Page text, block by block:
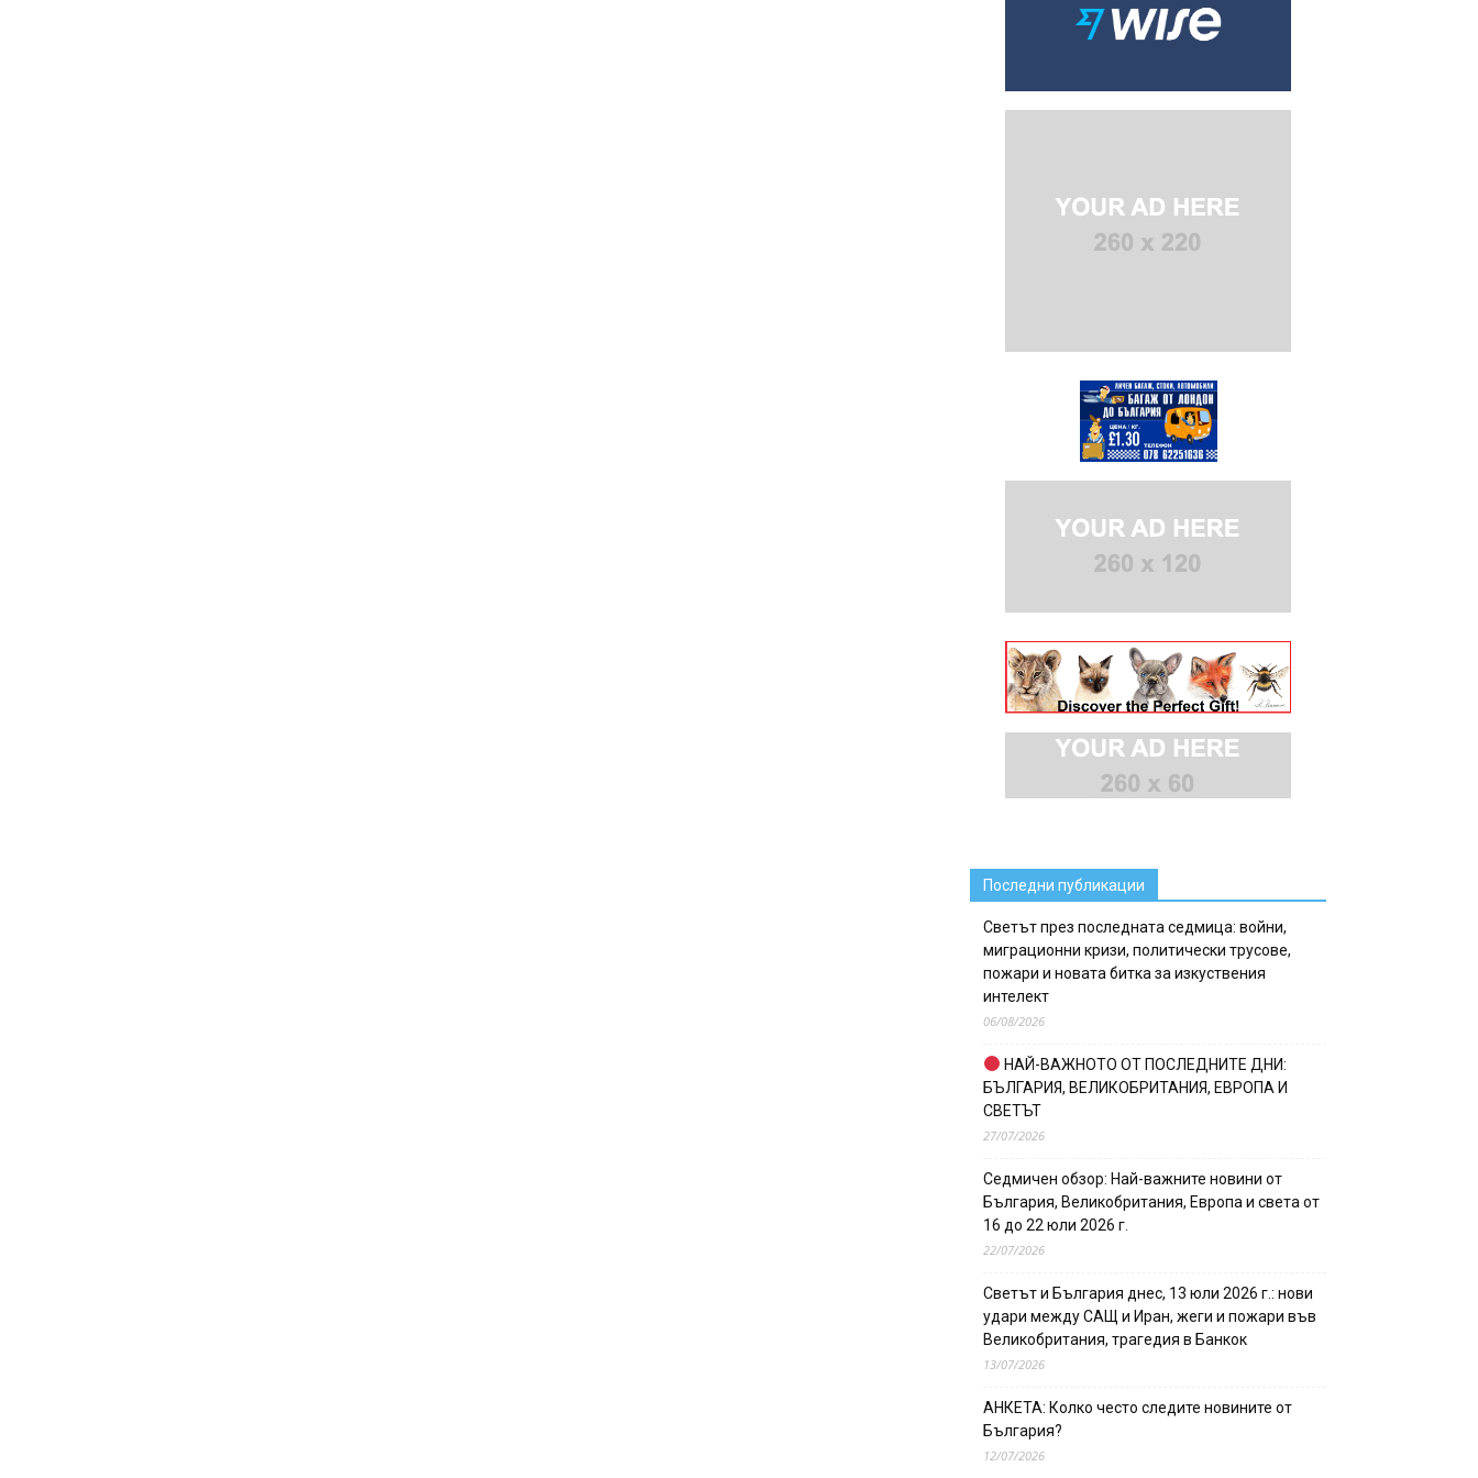
Последни публикации
Светът през последната седмица: войни,
миграционни кризи, политически трусове,
пожари и новата битка за изкуствения
интелект
06/08/2026
НАЙ-ВАЖНОТО ОТ ПОСЛЕДНИТЕ ДНИ:
БЪЛГАРИЯ, ВЕЛИКОБРИТАНИЯ, ЕВРОПА И
СВЕТЪТ
27/07/2026
Седмичен обзор: Най-важните новини от
България, Великобритания, Европа и света от
16 до 22 юли 2026 г.
22/07/2026
Светът и България днес, 13 юли 2026 г.: нови
удари между САЩ и Иран, жеги и пожари във
Великобритания, трагедия в Банкок
13/07/2026
АНКЕТА: Колко често следите новините от
България?
12/07/2026